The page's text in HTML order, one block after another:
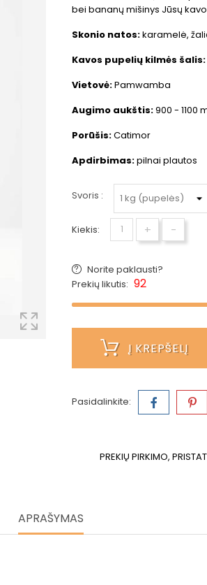
bei bananų mišinys Jūsų
Skonio natos:karamelė,
Kavos pupelių kilmės šalis:
Vietovė:Pamwamba
Augimo aukštis:900 - 1100
Porūšis:Catimor
Apdirbimas:pilnai plautos
Svoris :
Kiekis: + -
Norite paklausti?
Prekių likutis: 92
Į KREPŠELĮ
Pasidalinkite:
PREKIŲ PIRKIMO,
APRAŠYMAS